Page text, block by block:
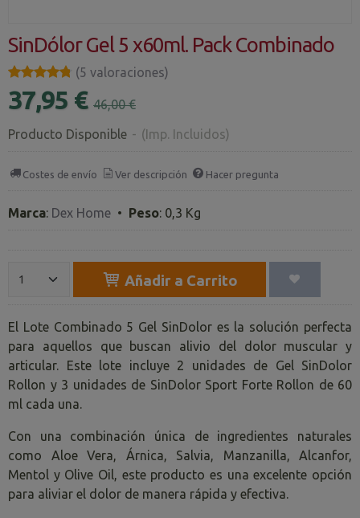
SinDólor Gel 5 x60ml. Pack Combinado
★★★★★
★★★★★ (5 valoraciones)
37,95 € 46,00 €
Producto Disponible - (Imp. Incluidos)
Costes de envío Ver descripción Hacer pregunta
Marca: Dex Home • Peso: 0,3 Kg
Añadir a Carrito
El Lote Combinado 5 Gel SinDolor es la solución perfecta
para aquellos que buscan alivio del dolor muscular y
articular. Este lote incluye 2 unidades de Gel SinDolor
Rollon y 3 unidades de SinDolor Sport Forte Rollon de 60
ml cada una.
Con una combinación única de ingredientes naturales
como Aloe Vera, Árnica, Salvia, Manzanilla, Alcanfor,
Mentol y Olive Oil, este producto es una excelente opción
para aliviar el dolor de manera rápida y efectiva.